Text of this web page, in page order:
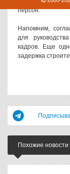
персон.
Напомним,
для
кадров. Еще
задержка
Похожие